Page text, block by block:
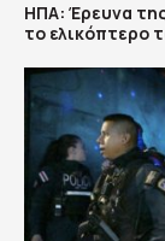
ΗΠΑ: Έρευνα
το ελικόπτερο